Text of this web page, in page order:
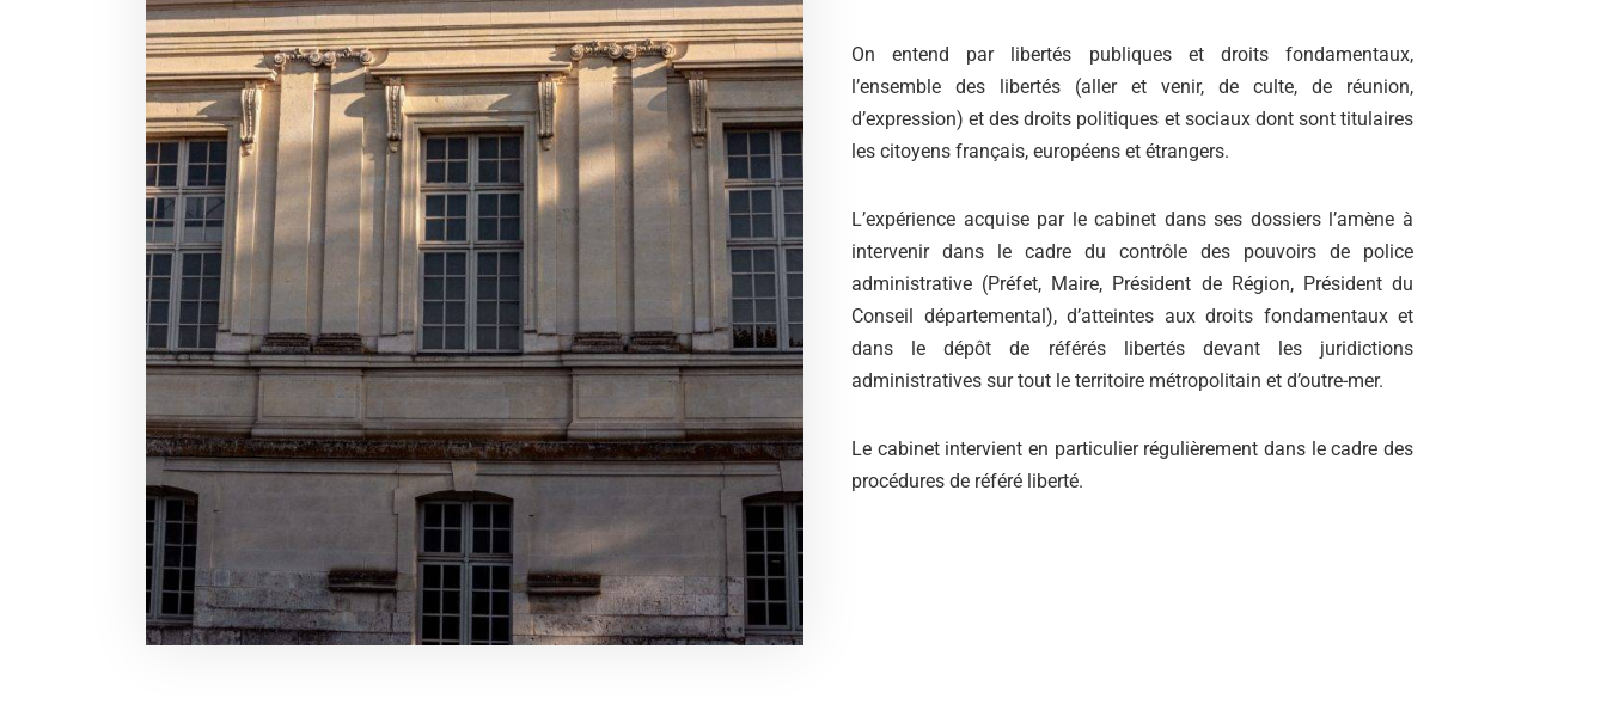
On entend par libertés publiques et droits fondamentaux,
l’ensemble des libertés (aller et venir, de culte, de réunion,
d’expression) et des droits politiques et sociaux dont sont titulaires
les citoyens français, européens et étrangers.
L’expérience acquise par le cabinet dans ses dossiers l’amène à
intervenir dans le cadre du contrôle des pouvoirs de police
administrative (Préfet, Maire, Président de Région, Président du
Conseil départemental), d’atteintes aux droits fondamentaux et
dans le dépôt de référés libertés devant les juridictions
administratives sur tout le territoire métropolitain et d’outre-mer.
Le cabinet intervient en particulier régulièrement dans le cadre des
procédures de référé liberté.